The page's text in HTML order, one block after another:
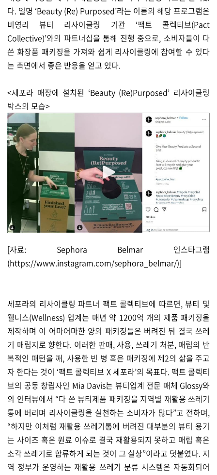
다. 일명 ‘Beauty (Re) Purposed’라는 이름의 해당 프로그램은
비영리 뷰티 리사이클링 기관 ‘팩트 콜렉티브(Pact
Collective)’와의 파트너십을 통해 진행 중으로, 소비자들이 다
쓴 화장품 패키징을 가져와 쉽게 리사이클링에 참여할 수 있다
는 측면에서 좋은 반응을 얻고 있다.
<세포라 매장에 설치된 ‘Beauty (Re)Purposed’ 리사이클링
박스의 모습>
[자료: Sephora Belmar 인스타그램
(https://www.instagram.com/sephora_belmar/)]
세포라의 리사이클링 파트너 팩트 콜렉티브에 따르면, 뷰티 및
웰니스(Wellness) 업계는 매년 약 1200억 개의 제품 패키징을
제작하며 이 어마어마한 양의 패키징들은 버려진 뒤 결국 쓰레
기 매립지로 향한다. 이러한 판매, 사용, 쓰레기 처분, 매립의 반
복적인 패턴을 깨, 사용한 빈 병 혹은 패키징에 제2의 삶을 주고
자 한다는 것이 ‘팩트 콜렉티브 X 세포라’의 목표다. 팩트 콜렉티
브의 공동 창립자인 Mia Davis는 뷰티업계 전문 매체 Glossy와
의 인터뷰에서 “다 쓴 뷰티제품 패키징을 지역별 재활용 쓰레기
통에 버리며 리사이클링을 실천하는 소비자가 많다”고 전하며,
“하지만 이처럼 재활용 쓰레기통에 버려진 대부분의 뷰티 용기
는 사이즈 혹은 원료 이슈로 결국 재활용되지 못하고 매립 혹은
소각 쓰레기로 합류하게 되는 것이 그 실상”이라고 덧붙였다. 지
역 정부가 운영하는 재활용 쓰레기 분류 시스템은 자동화되어